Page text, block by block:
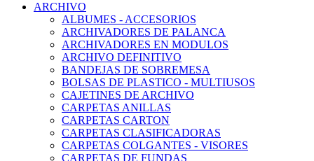
ARCHIVO
ALBUMES - ACCESORIOS
ARCHIVADORES DE PALANCA
ARCHIVADORES EN MODULOS
ARCHIVO DEFINITIVO
BANDEJAS DE SOBREMESA
BOLSAS DE PLASTICO - MULTIUSOS
CAJETINES DE ARCHIVO
CARPETAS ANILLAS
CARPETAS CARTON
CARPETAS CLASIFICADORAS
CARPETAS COLGANTES - VISORES
CARPETAS DE FUNDAS